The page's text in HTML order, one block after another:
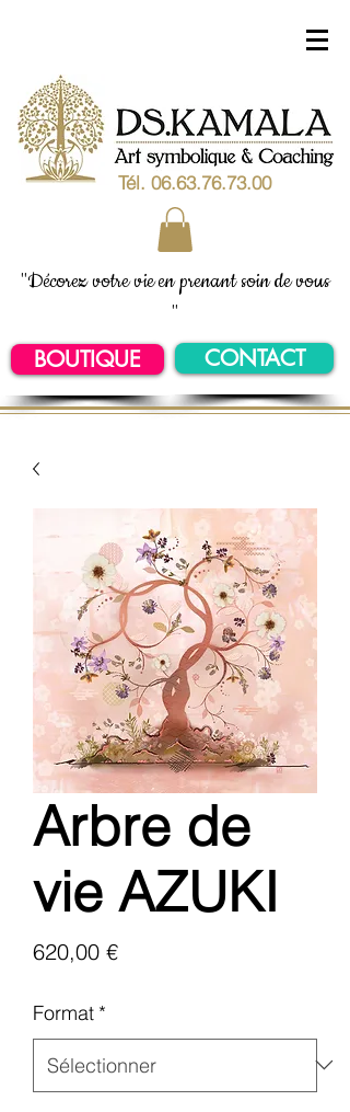
Tél. 06.63.76.73.00
"Décorez votre vie en prenant soin de vous
"
BOUTIQUE CONTACT
Arbre de
vie AZUKI
620,00 €Prix
Format *